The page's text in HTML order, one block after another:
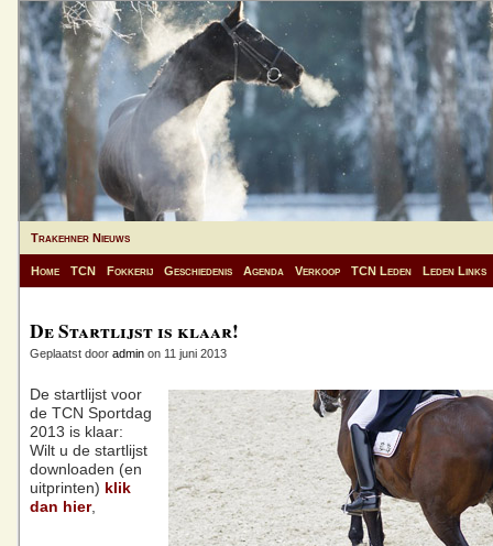
Trakehner Nieuws
Home TCN Fokkerij Geschiedenis Agenda Verkoop TCN Leden Leden Links
De Startlijst is klaar!
Geplaatst door admin on 11 juni 2013
De startlijst voor
de TCN Sportdag
2013 is klaar:
Wilt u de startlijst
downloaden (en
uitprinten) klik
dan hier,